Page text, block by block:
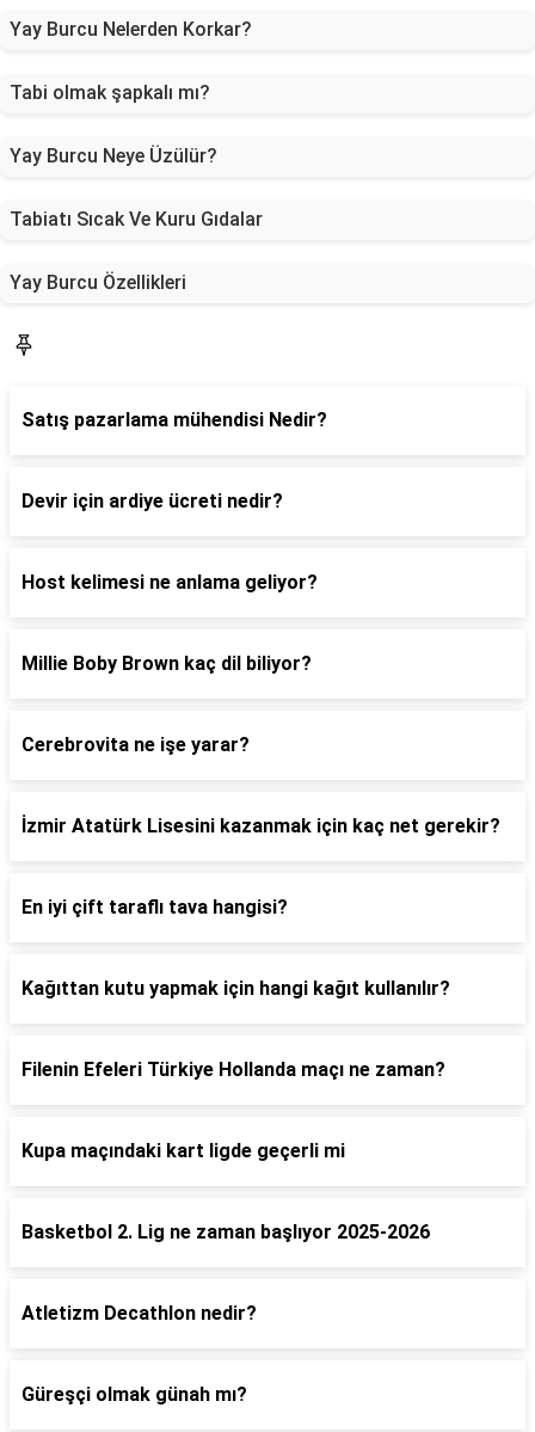
Yay Burcu Nelerden Korkar?
Tabi olmak şapkalı mı?
Yay Burcu Neye Üzülür?
Tabiatı Sıcak Ve Kuru Gıdalar
Yay Burcu Özellikleri
Satış pazarlama mühendisi Nedir?
Devir için ardiye ücreti nedir?
Host kelimesi ne anlama geliyor?
Millie Boby Brown kaç dil biliyor?
Cerebrovita ne işe yarar?
İzmir Atatürk Lisesini kazanmak için kaç net gerekir?
En iyi çift taraflı tava hangisi?
Kağıttan kutu yapmak için hangi kağıt kullanılır?
Filenin Efeleri Türkiye Hollanda maçı ne zaman?
Kupa maçındaki kart ligde geçerli mi
Basketbol 2. Lig ne zaman başlıyor 2025-2026
Atletizm Decathlon nedir?
Güreşçi olmak günah mı?